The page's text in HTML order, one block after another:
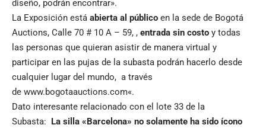
diseño, podrán encontrar».
La Exposición está abierta al público en la sede de Bogotá
Auctions, Calle 70 # 10 A – 59, , entrada sin costo y todas
las personas que quieran asistir de manera virtual y
participar en las pujas de la subasta podrán hacerlo desde
cualquier lugar del mundo, a través
de www.bogotaauctions.com«.
Dato interesante relacionado con el lote 33 de la
Subasta:
La silla «Barcelona» no solamente ha sido ícono